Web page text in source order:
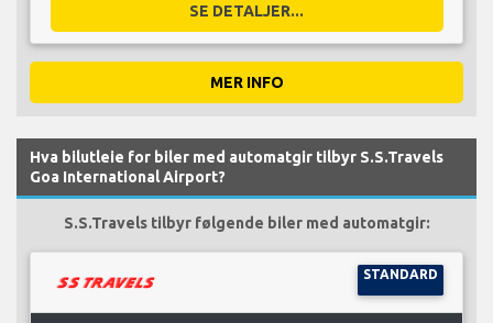
SE DETALJER...
MER INFO
Hva bilutleie for biler med automatgir tilbyr S.S.Travels
Goa International Airport?
S.S.Travels tilbyr følgende biler med automatgir:
STANDARD